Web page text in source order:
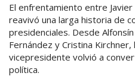
El enfrentamiento entre
reavivó una larga historia de
presidenciales. Desde
Fernández y Cristina
vicepresidente volvió a
política.